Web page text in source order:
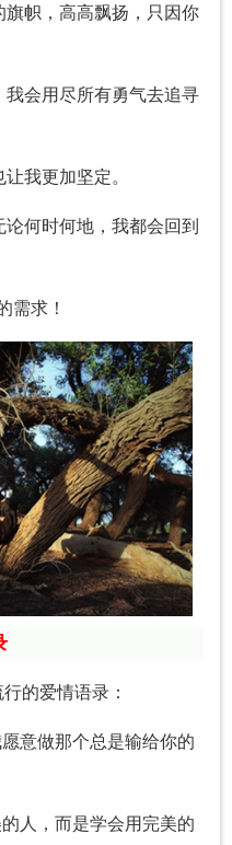
旗帜，高高飘扬，只因你
我会用尽所有勇气去追寻
我更加坚定。
何时何地，我都会回到
需求！
的爱情语录：
意做那个总是输给你的
人，而是学会用完美的